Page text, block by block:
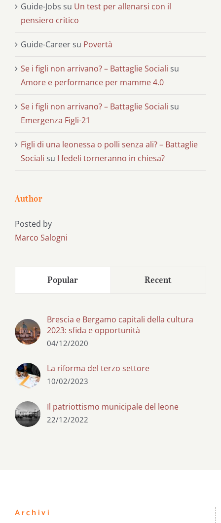
Guide-Jobs su Un test per allenarsi con il
pensiero critico
Guide-Career su Povertà
Se i figli non arrivano? – Battaglie Sociali su
Amore e performance per mamme 4.0
Se i figli non arrivano? – Battaglie Sociali su
Emergenza Figli-21
Figli di una leonessa o polli senza ali? – Battaglie
Sociali su I fedeli torneranno in chiesa?
Author
Posted by
Marco Salogni
Popular Recent
Brescia e Bergamo capitali della cultura
2023: sfida e opportunità
04/12/2020
La riforma del terzo settore
10/02/2023
Il patriottismo municipale del leone
22/12/2022
Archivi